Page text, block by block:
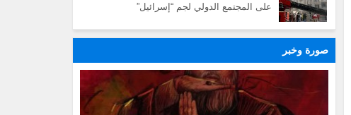
على المجتمع الدولي لجم “إسرائيل”
صورة وخبر